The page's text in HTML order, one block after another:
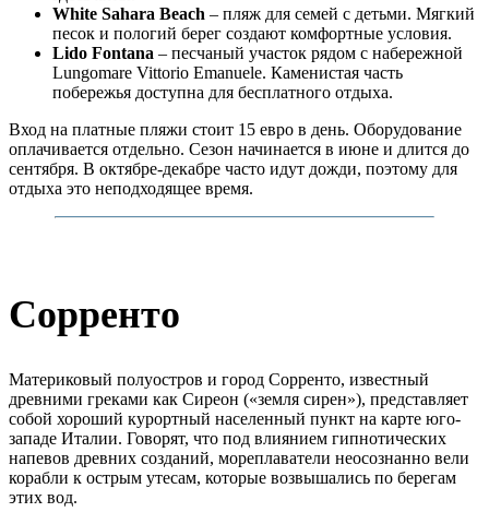
White Sahara Beach – пляж для семей с детьми. Мягкий
песок и пологий берег создают комфортные условия.
Lido Fontana – песчаный участок рядом с набережной
Lungomare Vittorio Emanuele. Каменистая часть
побережья доступна для бесплатного отдыха.
Вход на платные пляжи стоит 15 евро в день. Оборудование
оплачивается отдельно. Сезон начинается в июне и длится до
сентября. В октябре-декабре часто идут дожди, поэтому для
отдыха это неподходящее время.
Сорренто
Материковый полуостров и город Сорренто, известный
древними греками как Сиреон («земля сирен»), представляет
собой хороший курортный населенный пункт на карте юго-
западе Италии. Говорят, что под влиянием гипнотических
напевов древних созданий, мореплаватели неосознанно вели
корабли к острым утесам, которые возвышались по берегам
этих вод.